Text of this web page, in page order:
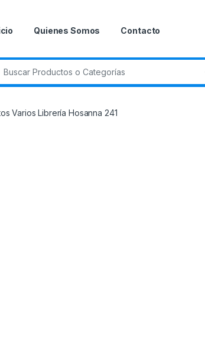
Quienes Somos Contacto
for:
Varios Librería Hosanna 241